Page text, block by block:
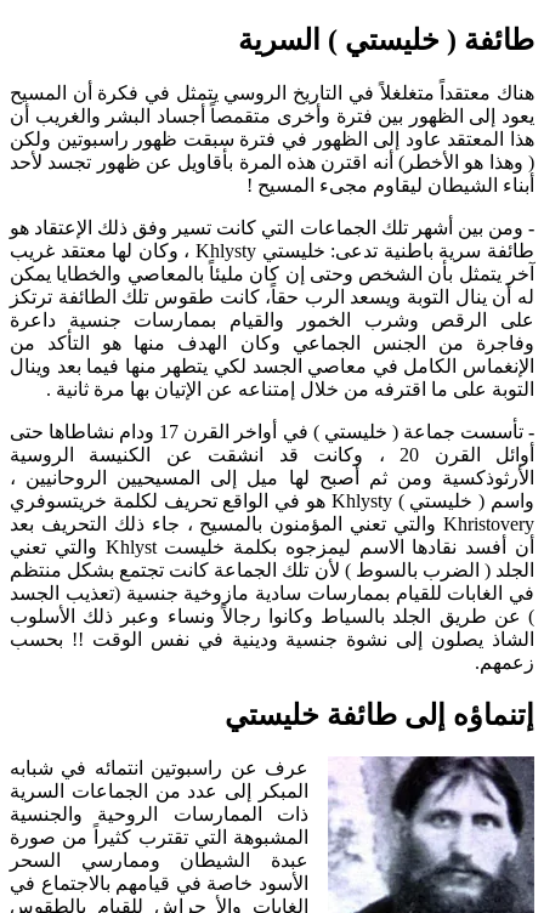
طائفة ( خليستي ) السرية
هناك معتقداً متغلغلاً في التاريخ الروسي يتمثل في فكرة أن المسيح
يعود إلى الظهور بين فترة وأخرى متقمصاً أجساد البشر والغريب أن
هذا المعتقد عاود إلى الظهور في فترة سبقت ظهور راسبوتين ولكن
( وهذا هو الأخطر) أنه اقترن هذه المرة بأقاويل عن ظهور تجسد لأحد
أبناء الشيطان ليقاوم مجىء المسيح !
ومن بين أشهر تلك الجماعات التي كانت تسير وفق ذلك الإعتقاد هو
طائفة سرية باطنية تدعى: خليستي Khlysty ، وكان لها معتقد غريب
آخر يتمثل بأن الشخص وحتى إن كان مليئاً بالمعاصي والخطايا يمكن
له أن ينال التوبة ويسعد الرب حقاً، كانت طقوس تلك الطائفة ترتكز
على الرقص وشرب الخمور والقيام بممارسات جنسية داعرة
وفاجرة من الجنس الجماعي وكان الهدف منها هو التأكد من
الإنغماس الكامل في معاصي الجسد لكي يتطهر منها فيما بعد وينال
التوبة على ما اقترفه من خلال إمتناعه عن الإتيان بها مرة ثانية .
تأسست جماعة ( خليستي ) في أواخر القرن 17 ودام نشاطاها حتى
أوائل القرن 20 ، وكانت قد انشقت عن الكنيسة الروسية
الأرثوذكسية ومن ثم أصبح لها ميل إلى المسيحيين الروحانيين ،
واسم ( خليستي ) Khlysty هو في الواقع تحريف لكلمة خريتسوفري
Khristovery والتي تعني المؤمنون بالمسيح ، جاء ذلك التحريف بعد
أن أفسد نقادها الاسم ليمزجوه بكلمة خليست Khlyst والتي تعني
الجلد ( الضرب بالسوط ) لأن تلك الجماعة كانت تجتمع بشكل منتظم
في الغابات للقيام بممارسات سادية مازوخية جنسية (تعذيب الجسد
) عن طريق الجلد بالسياط وكانوا رجالاً ونساء وعبر ذلك الأسلوب
الشاذ يصلون إلى نشوة جنسية ودينية في نفس الوقت !! بحسب
زعمهم.
إتنماؤه إلى طائفة خليستي
عرف عن راسبوتين انتمائه في شبابه
المبكر إلى عدد من الجماعات السرية
ذات الممارسات الروحية والجنسية
المشبوهة التي تقترب كثيراً من صورة
عبدة الشيطان وممارسي السحر
الأسود خاصة في قيامهم بالاجتماع في
الغابات والأ حراش للقيام بالطقوس